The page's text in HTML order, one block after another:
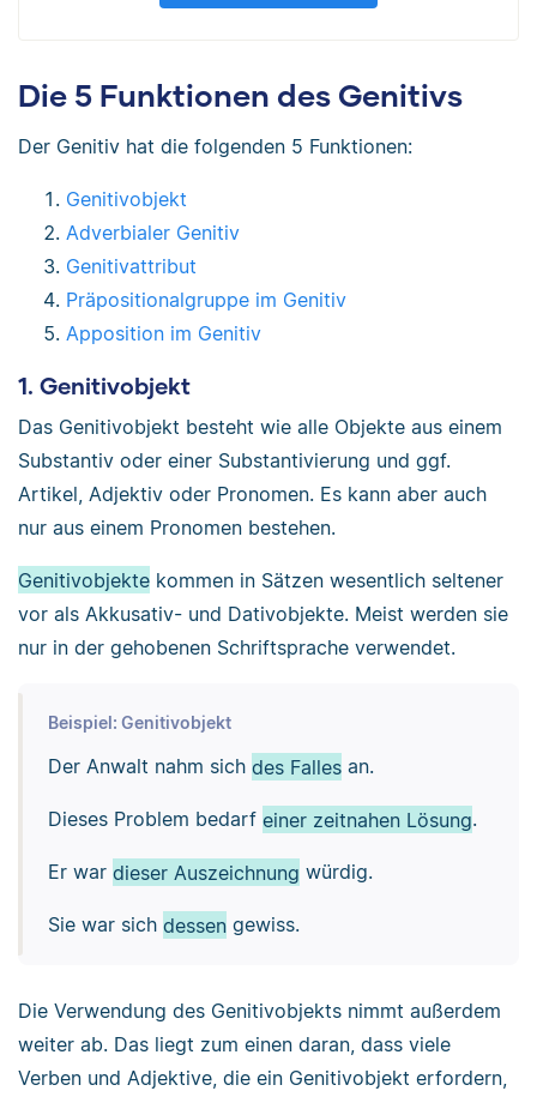
Die 5 Funktionen des Genitivs
Der Genitiv hat die folgenden 5 Funktionen:
Genitivobjekt
Adverbialer Genitiv
Genitivattribut
Präpositionalgruppe im Genitiv
Apposition im Genitiv
1. Genitivobjekt
Das Genitivobjekt besteht wie alle Objekte aus einem
Substantiv oder einer Substantivierung und ggf.
Artikel, Adjektiv oder Pronomen. Es kann aber auch
nur aus einem Pronomen bestehen.
Genitivobjekte kommen in Sätzen wesentlich seltener
vor als Akkusativ- und Dativobjekte. Meist werden sie
nur in der gehobenen Schriftsprache verwendet.
Beispiel: Genitivobjekt
Der Anwalt nahm sich des Fallesan.
Dieses Problem bedarf einer zeitnahen Lösung.
Er war dieser Auszeichnung würdig.
Sie war sich dessengewiss.
Die Verwendung des Genitivobjekts nimmt außerdem
weiter ab. Das liegt zum einen daran, dass viele
Verben und Adjektive, die ein Genitivobjekt erfordern,